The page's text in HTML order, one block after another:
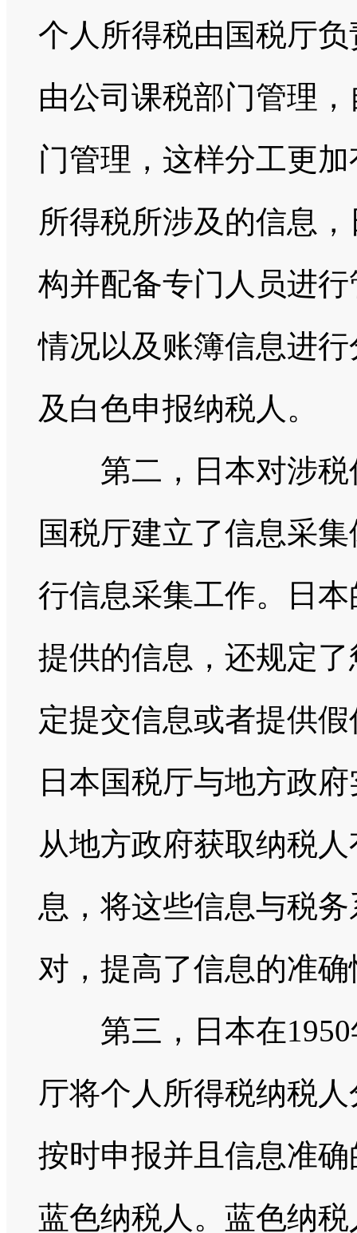
个人所得税由国税厅
由公司课税部门管理
门管理，这样分工更
所得税所涉及的信息
构并配备专门人员进
情况以及账簿信息进
及白色申报纳税人。
第二，日本对涉税
国税厅建立了信息采
行信息采集工作。日
提供的信息，还规定
定提交信息或者提供
日本国税厅与地方政
从地方政府获取纳税
息，将这些信息与税
对，提高了信息的准确
第三，日本在1950
厅将个人所得税纳税
按时申报并且信息准
蓝色纳税人。蓝色纳